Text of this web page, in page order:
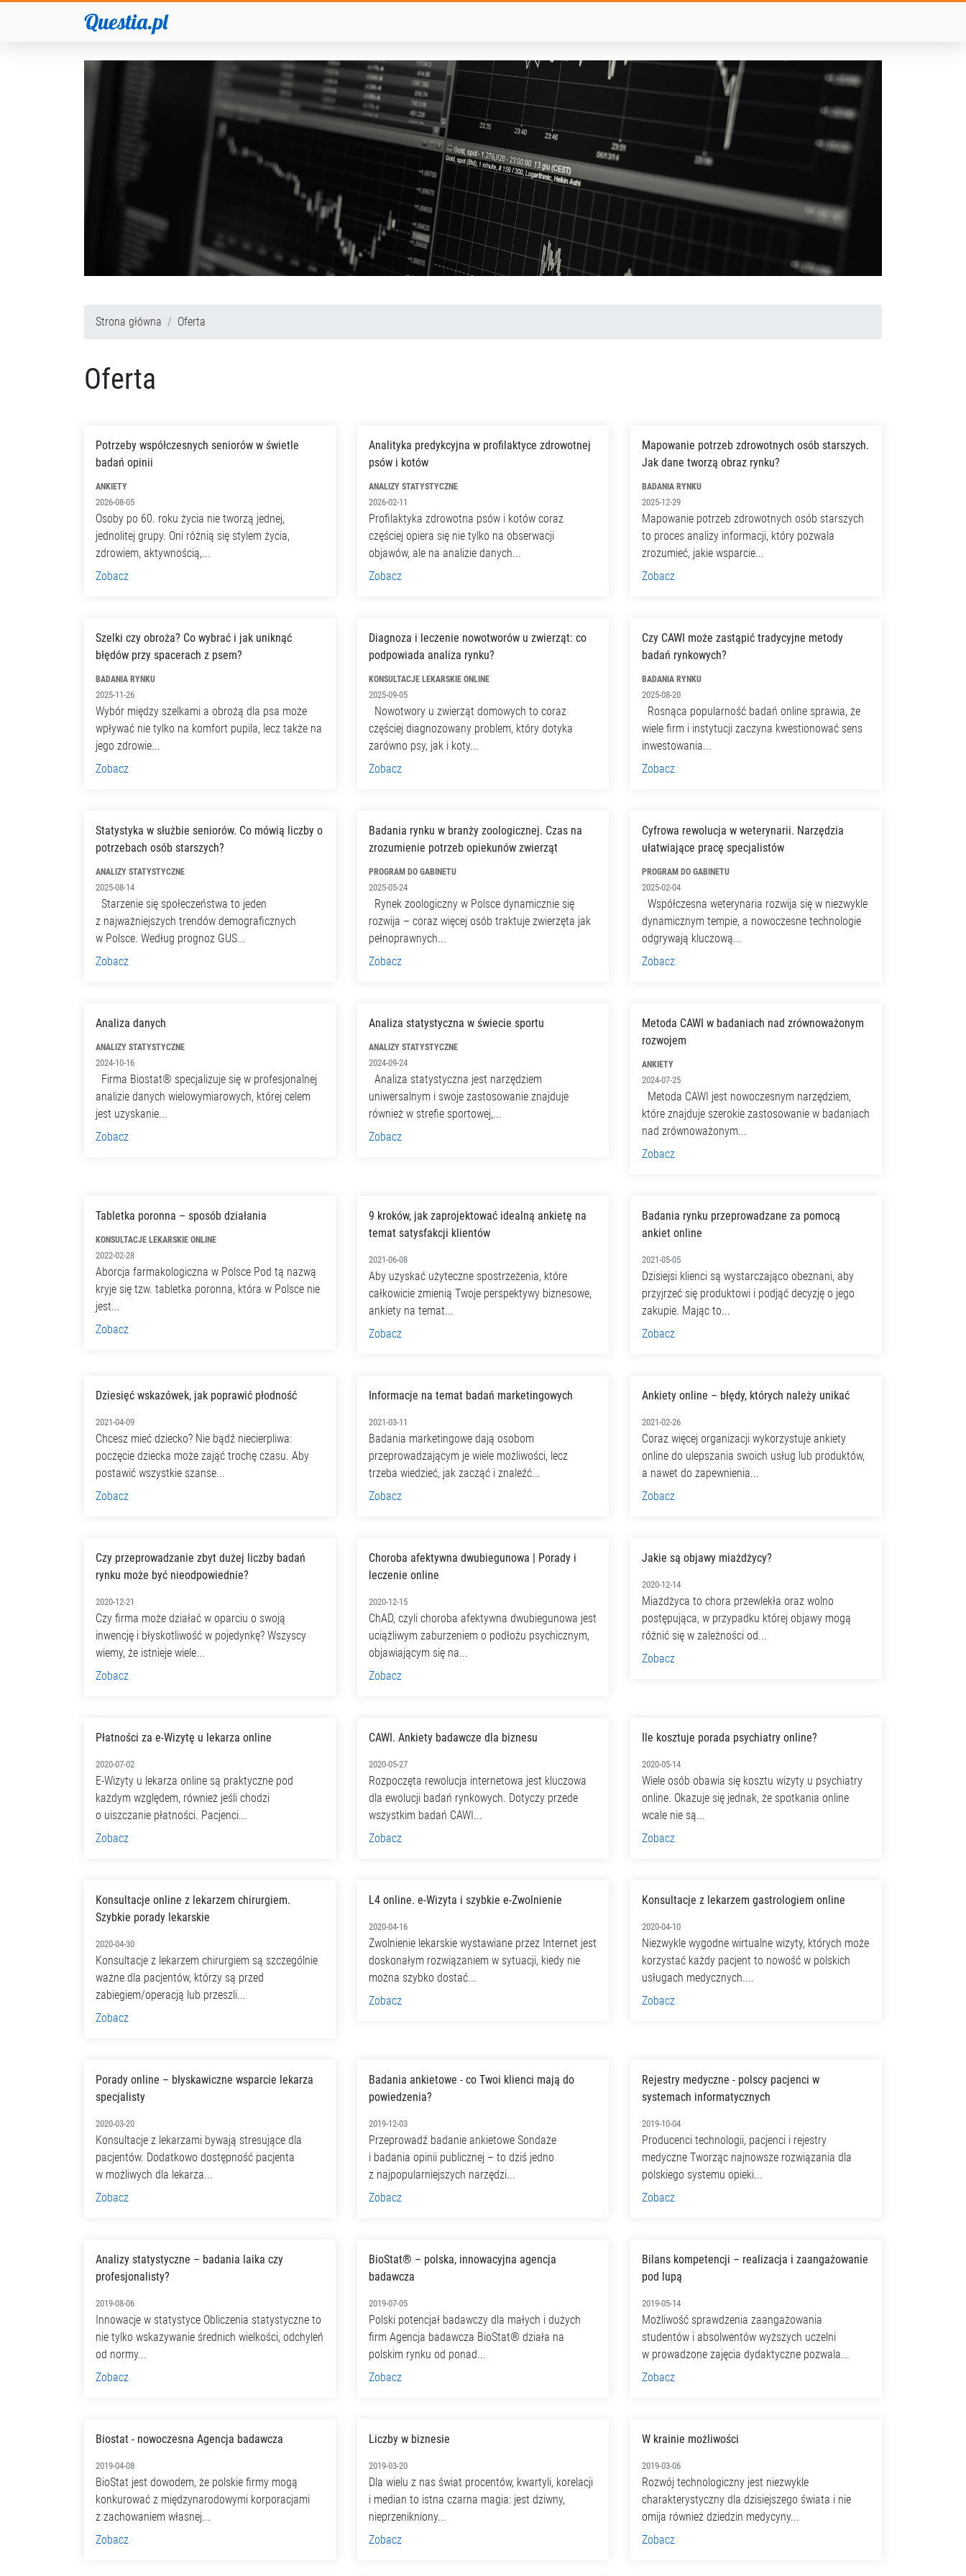
Questia.pl
Strona główna Oferta
Oferta
Potrzeby współczesnych seniorów w świetle
badań opinii
ANKIETY
2026-08-05
Osoby po 60. roku życia nie tworzą jednej,
jednolitej grupy. Oni różnią się stylem życia,
zdrowiem, aktywnością,...
Zobacz
Analityka predykcyjna w profilaktyce zdrowotnej
psów i kotów
ANALIZY STATYSTYCZNE
2026-02-11
Profilaktyka zdrowotna psów i kotów coraz
częściej opiera się nie tylko na obserwacji
objawów, ale na analizie danych...
Zobacz
Mapowanie potrzeb zdrowotnych osób starszych.
Jak dane tworzą obraz rynku?
BADANIA RYNKU
2025-12-29
Mapowanie potrzeb zdrowotnych osób starszych
to proces analizy informacji, który pozwala
zrozumieć, jakie wsparcie...
Zobacz
Szelki czy obroża? Co wybrać i jak uniknąć
błędów przy spacerach z psem?
BADANIA RYNKU
2025-11-26
Wybór między szelkami a obrożą dla psa może
wpływać nie tylko na komfort pupila, lecz także na
jego zdrowie...
Zobacz
Diagnoza i leczenie nowotworów u zwierząt: co
podpowiada analiza rynku?
KONSULTACJE LEKARSKIE ONLINE
2025-09-05
Nowotwory u zwierząt domowych to coraz
częściej diagnozowany problem, który dotyka
zarówno psy, jak i koty...
Zobacz
Czy CAWI może zastąpić tradycyjne metody
badań rynkowych?
BADANIA RYNKU
2025-08-20
Rosnąca popularność badań online sprawia, że
wiele firm i instytucji zaczyna kwestionować sens
inwestowania...
Zobacz
Statystyka w służbie seniorów. Co mówią liczby o
potrzebach osób starszych?
ANALIZY STATYSTYCZNE
2025-08-14
Starzenie się społeczeństwa to jeden
z najważniejszych trendów demograficznych
w Polsce. Według prognoz GUS...
Zobacz
Badania rynku w branży zoologicznej. Czas na
zrozumienie potrzeb opiekunów zwierząt
PROGRAM DO GABINETU
2025-05-24
Rynek zoologiczny w Polsce dynamicznie się
rozwija – coraz więcej osób traktuje zwierzęta jak
pełnoprawnych...
Zobacz
Cyfrowa rewolucja w weterynarii. Narzędzia
ułatwiające pracę specjalistów
PROGRAM DO GABINETU
2025-02-04
Współczesna weterynaria rozwija się w niezwykle
dynamicznym tempie, a nowoczesne technologie
odgrywają kluczową...
Zobacz
Analiza danych
ANALIZY STATYSTYCZNE
2024-10-16
Firma Biostat® specjalizuje się w profesjonalnej
analizie danych wielowymiarowych, której celem
jest uzyskanie...
Zobacz
Analiza statystyczna w świecie sportu
ANALIZY STATYSTYCZNE
2024-09-24
Analiza statystyczna jest narzędziem
uniwersalnym i swoje zastosowanie znajduje
również w strefie sportowej,...
Zobacz
Metoda CAWI w badaniach nad zrównoważonym
rozwojem
ANKIETY
2024-07-25
Metoda CAWI jest nowoczesnym narzędziem,
które znajduje szerokie zastosowanie w badaniach
nad zrównoważonym...
Zobacz
Tabletka poronna – sposób działania
KONSULTACJE LEKARSKIE ONLINE
2022-02-28
Aborcja farmakologiczna w Polsce Pod tą nazwą
kryje się tzw. tabletka poronna, która w Polsce nie
jest...
Zobacz
9 kroków, jak zaprojektować idealną ankietę na
temat satysfakcji klientów
2021-06-08
Aby uzyskać użyteczne spostrzeżenia, które
całkowicie zmienią Twoje perspektywy biznesowe,
ankiety na temat...
Zobacz
Badania rynku przeprowadzane za pomocą
ankiet online
2021-05-05
Dzisiejsi klienci są wystarczająco obeznani, aby
przyjrzeć się produktowi i podjąć decyzję o jego
zakupie. Mając to...
Zobacz
Dziesięć wskazówek, jak poprawić płodność
2021-04-09
Chcesz mieć dziecko? Nie bądź niecierpliwa:
poczęcie dziecka może zająć trochę czasu. Aby
postawić wszystkie szanse...
Zobacz
Informacje na temat badań marketingowych
2021-03-11
Badania marketingowe dają osobom
przeprowadzającym je wiele możliwości, lecz
trzeba wiedzieć, jak zacząć i znaleźć...
Zobacz
Ankiety online – błędy, których należy unikać
2021-02-26
Coraz więcej organizacji wykorzystuje ankiety
online do ulepszania swoich usług lub produktów,
a nawet do zapewnienia...
Zobacz
Czy przeprowadzanie zbyt dużej liczby badań
rynku może być nieodpowiednie?
2020-12-21
Czy firma może działać w oparciu o swoją
inwencję i błyskotliwość w pojedynkę? Wszyscy
wiemy, że istnieje wiele...
Zobacz
Choroba afektywna dwubiegunowa | Porady i
leczenie online
2020-12-15
ChAD, czyli choroba afektywna dwubiegunowa jest
uciążliwym zaburzeniem o podłożu psychicznym,
objawiającym się na...
Zobacz
Jakie są objawy miażdżycy?
2020-12-14
Miażdżyca to chora przewlekła oraz wolno
postępująca, w przypadku której objawy mogą
różnić się w zależności od...
Zobacz
Płatności za e-Wizytę u lekarza online
2020-07-02
E-Wizyty u lekarza online są praktyczne pod
każdym względem, również jeśli chodzi
o uiszczanie płatności. Pacjenci...
Zobacz
CAWI. Ankiety badawcze dla biznesu
2020-05-27
Rozpoczęta rewolucja internetowa jest kluczowa
dla ewolucji badań rynkowych. Dotyczy przede
wszystkim badań CAWI...
Zobacz
Ile kosztuje porada psychiatry online?
2020-05-14
Wiele osób obawia się kosztu wizyty u psychiatry
online. Okazuje się jednak, że spotkania online
wcale nie są...
Zobacz
Konsultacje online z lekarzem chirurgiem.
Szybkie porady lekarskie
2020-04-30
Konsultacje z lekarzem chirurgiem są szczególnie
ważne dla pacjentów, którzy są przed
zabiegiem/operacją lub przeszli...
Zobacz
L4 online. e-Wizyta i szybkie e-Zwolnienie
2020-04-16
Zwolnienie lekarskie wystawiane przez Internet jest
doskonałym rozwiązaniem w sytuacji, kiedy nie
można szybko dostać...
Zobacz
Konsultacje z lekarzem gastrologiem online
2020-04-10
Niezwykle wygodne wirtualne wizyty, których może
korzystać każdy pacjent to nowość w polskich
usługach medycznych....
Zobacz
Porady online – błyskawiczne wsparcie lekarza
specjalisty
2020-03-20
Konsultacje z lekarzami bywają stresujące dla
pacjentów. Dodatkowo dostępność pacjenta
w możliwych dla lekarza...
Zobacz
Badania ankietowe - co Twoi klienci mają do
powiedzenia?
2019-12-03
Przeprowadź badanie ankietowe Sondaże
i badania opinii publicznej – to dziś jedno
z najpopularniejszych narzędzi...
Zobacz
Rejestry medyczne - polscy pacjenci w
systemach informatycznych
2019-10-04
Producenci technologii, pacjenci i rejestry
medyczne Tworząc najnowsze rozwiązania dla
polskiego systemu opieki...
Zobacz
Analizy statystyczne – badania laika czy
profesjonalisty?
2019-08-06
Innowacje w statystyce Obliczenia statystyczne to
nie tylko wskazywanie średnich wielkości, odchyleń
od normy...
Zobacz
BioStat® – polska, innowacyjna agencja
badawcza
2019-07-05
Polski potencjał badawczy dla małych i dużych
firm Agencja badawcza BioStat® działa na
polskim rynku od ponad...
Zobacz
Bilans kompetencji – realizacja i zaangażowanie
pod lupą
2019-05-14
Możliwość sprawdzenia zaangażowania
studentów i absolwentów wyższych uczelni
w prowadzone zajęcia dydaktyczne pozwala...
Zobacz
Biostat - nowoczesna Agencja badawcza
2019-04-08
BioStat jest dowodem, że polskie firmy mogą
konkurować z międzynarodowymi korporacjami
z zachowaniem własnej...
Zobacz
Liczby w biznesie
2019-03-20
Dla wielu z nas świat procentów, kwartyli, korelacji
i median to istna czarna magia: jest dziwny,
nieprzenikniony...
Zobacz
W krainie możliwości
2019-03-06
Rozwój technologiczny jest niezwykle
charakterystyczny dla dzisiejszego świata i nie
omija również dziedzin medycyny...
Zobacz